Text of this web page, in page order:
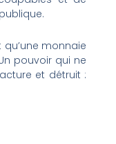
monnaie
pouvoir qui ne
et détruit :